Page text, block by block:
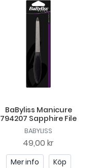
BaByliss Manicure
794207 Sapphire File
BABYLISS
49,00 kr
Mer info Köp